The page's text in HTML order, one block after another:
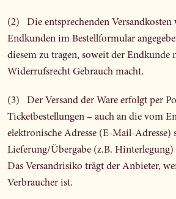
(2) Die entsprechenden Versandkosten
Endkunden im Bestellformular
diesem zu tragen, soweit der Endkunde
Widerrufsrecht Gebrauch macht.
(3) Der Versand der Ware erfolgt per
Ticketbestellungen – auch an die vom
elektronische Adresse (E-Mail-Adresse)
Lieferung/Übergabe (z.B.
Das Versandrisiko trägt der Anbieter,
Verbraucher ist.